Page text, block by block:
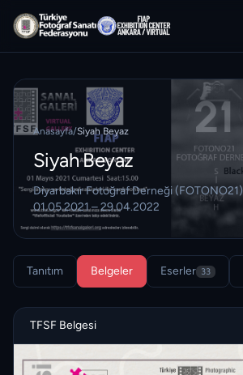
Anasayfa/Siyah Beyaz
Siyah Beyaz
Diyarbakır Fotoğraf Derneği (FOTONO21)
01.05.2021 – 29.04.2022
Tanıtım Belgeler Eserler 33
TFSF Belgesi